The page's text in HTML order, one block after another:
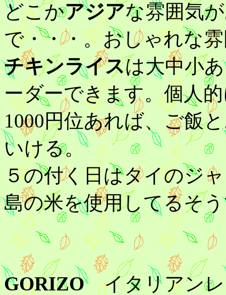
どこかアジアな雰囲気
で・・・。おしゃれな
チキンライスは大中小
ーダーできます。個人
1000円位あれば、ご飯
いける。
５の付く日はタイのジ
島の米を使用してるそ
GORIZOイタリアン